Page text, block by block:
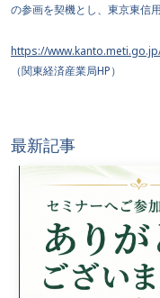
の参画を契機とし、東京東信
https://
（関東経済産業局HP）
最新記事